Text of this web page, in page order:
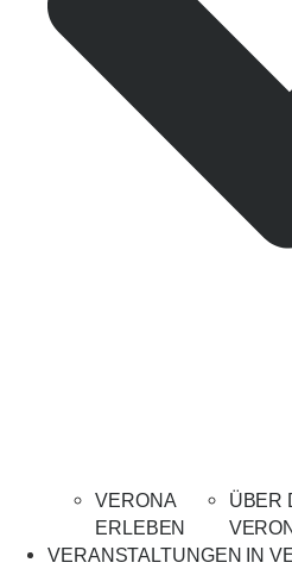
VERONA
ERLEBEN
ÜBER
VERANSTALTUNGEN IN